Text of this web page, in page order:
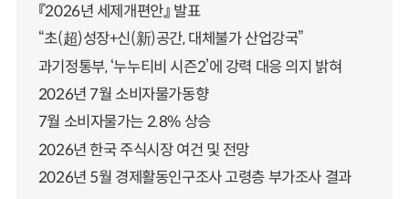
『2026년 세제개편안』 발표
“초(超)성장+신(新)공간, 대체불가 산업강국”
과기정통부, ‘누누티비 시즌2’에 강력 대응 의지 밝혀
2026년 7월 소비자물가동향
7월 소비자물가는 2.8% 상승
2026년 한국 주식시장 여건 및 전망
2026년 5월 경제활동인구조사 고령층 부가조사 결과